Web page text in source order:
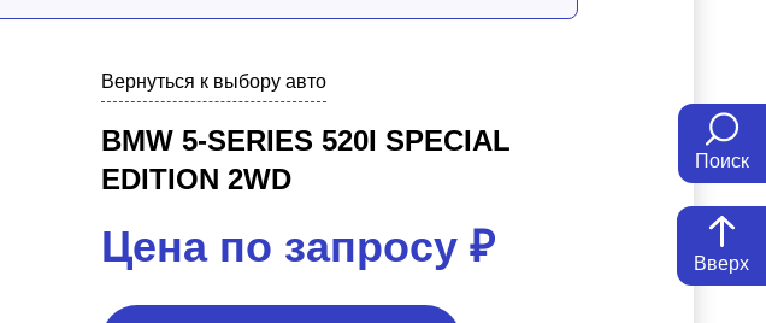
Поиск
Вверх
Вернуться к выбору авто
BMW 5-SERIES 520I SPECIAL
EDITION 2WD
Цена по запросу ₽